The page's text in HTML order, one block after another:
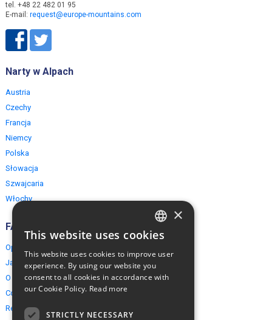
tel. +48 22 482 01 95
E-mail: request@europe-mountains.com
Narty w Alpach
Austria
Czechy
Francja
Niemcy
Polska
Słowacja
Szwajcaria
Włochy
FAQ
Opinie naszych klientów
Jak rezerwować?
O EuropeMountains.com
Cookies, Prywatność, Bezpieczeństwo
Regulamin
ENGLISH
×
This website uses cookies
This website uses cookies to improve user
experience. By using our website you
consent to all cookies in accordance with
our Cookie Policy. Read more
STRICTLY NECESSARY